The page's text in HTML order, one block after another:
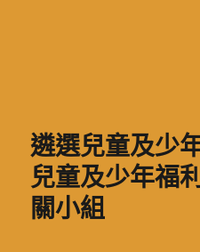
遴選兒童及少
兒童及少年福
關小組